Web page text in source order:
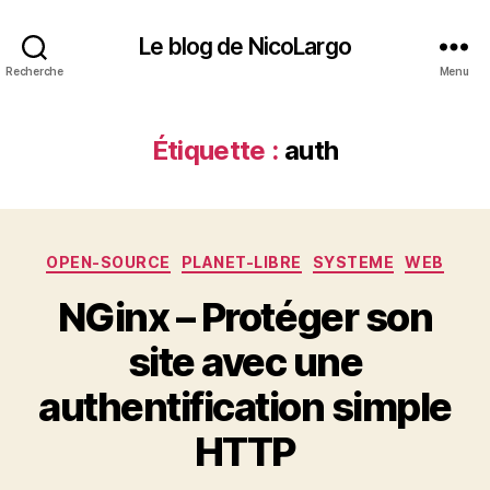
Recherche
Le blog de NicoLargo
Menu
Étiquette : auth
Catégories
OPEN-SOURCE PLANET-LIBRE SYSTEME WEB
NGinx – Protéger son
site avec une
authentification simple
HTTP